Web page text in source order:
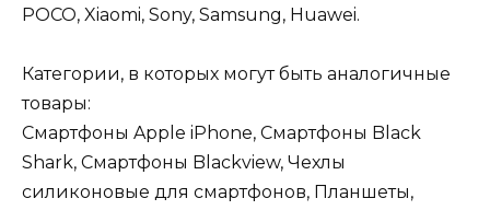
POCO, Xiaomi, Sony, Samsung, Huawei.
Категории, в которых могут быть аналогичные
товары:
Смартфоны Apple iPhone, Смартфоны Black
Shark, Смартфоны Blackview, Чехлы
силиконовые для смартфонов, Планшеты,